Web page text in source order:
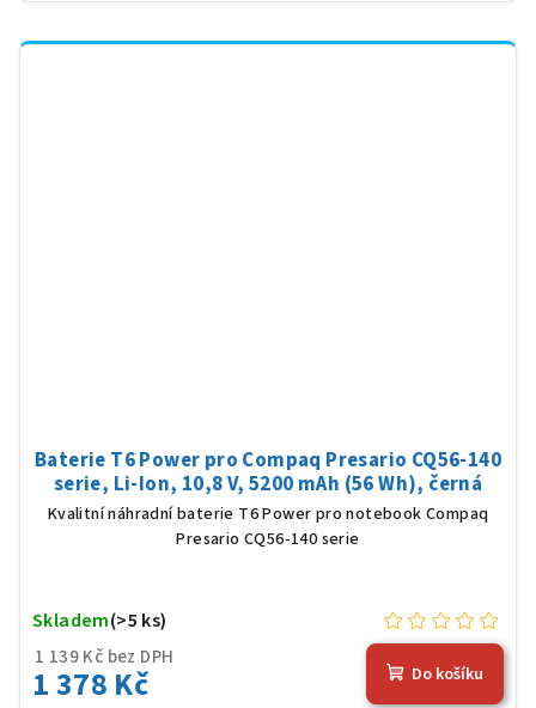
Baterie T6 Power pro Compaq Presario CQ56-140
serie, Li-Ion, 10,8 V, 5200 mAh (56 Wh), černá
Kvalitní náhradní baterie T6 Power pro notebook Compaq
Presario CQ56-140 serie
1 139 Kč bez DPH
1 378 Kč
Skladem(>5 ks)
Do košíku